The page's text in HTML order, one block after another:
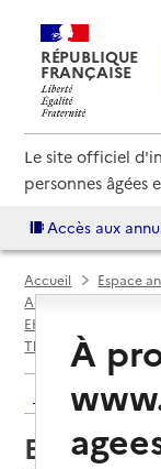
RÉPUBLIQUE
FRANÇAISE
Le site officiel
personnes âgées
Accès aux
Accueil
Espace
Annuaire EHPAD et
EHPAD par
Thonon-les-Bains
Retour aux
EHPAD
À